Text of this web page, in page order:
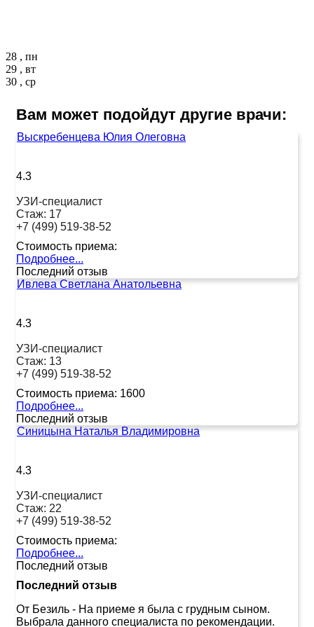
28 , пн
29 , вт
30 , ср
Вам может подойдут другие врачи:
Выскребенцева Юлия Олеговна
4.3
УЗИ-специалист
Стаж: 17
+7 (499) 519-38-52
Стоимость приема:
Подробнее...
Последний отзыв
Ивлева Светлана Анатольевна
4.3
УЗИ-специалист
Стаж: 13
+7 (499) 519-38-52
Стоимость приема: 1600
Подробнее...
Последний отзыв
Синицына Наталья Владимировна
4.3
УЗИ-специалист
Стаж: 22
+7 (499) 519-38-52
Стоимость приема:
Подробнее...
Последний отзыв
Последний отзыв
От Безиль - На приеме я была с грудным сыном.
Выбрала данного специалиста по рекомендации.